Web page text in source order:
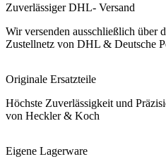
Zuverlässiger DHL- Versand
Wir versenden ausschließlich über
Zustellnetz von DHL & Deutsche
Originale Ersatzteile
Höchste Zuverlässigkeit und
von Heckler & Koch
Eigene Lagerware